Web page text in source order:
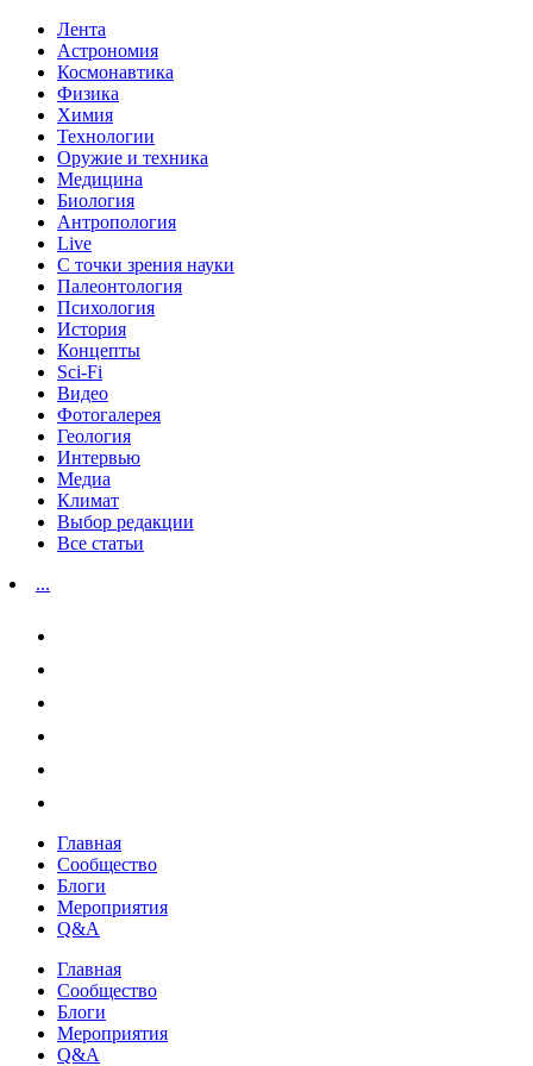
Лента
Астрономия
Космонавтика
Физика
Химия
Технологии
Оружие и техника
Медицина
Биология
Антропология
Live
С точки зрения науки
Палеонтология
Психология
История
Концепты
Sci-Fi
Видео
Фотогалерея
Геология
Интервью
Медиа
Климат
Выбор редакции
Все статьи
...
Главная
Сообщество
Блоги
Мероприятия
Q&A
Главная
Сообщество
Блоги
Мероприятия
Q&A